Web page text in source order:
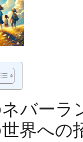
バーラ
界への